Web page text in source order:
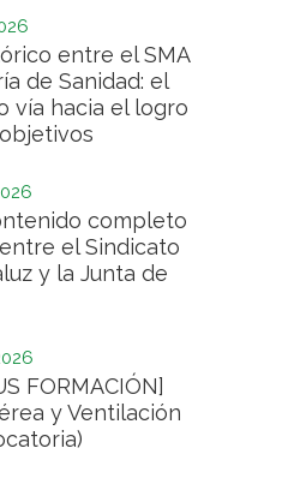
entre el SMA
de Sanidad: el
vía hacia el logro
completo
el Sindicato
y la Junta de
FORMACIÓN]
y Ventilación